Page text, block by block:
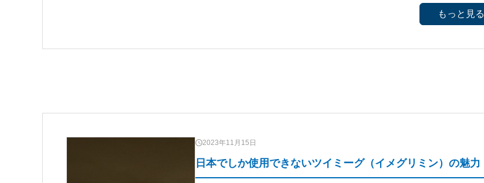
もっと見る
2023年11月15日
日本でしか使用できないツイミーグ（イメグリミン）の魅力